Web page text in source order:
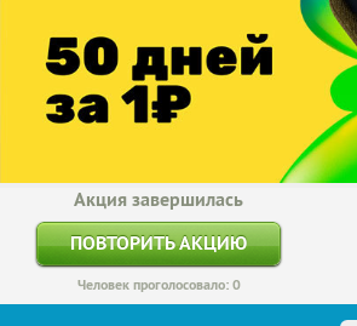
Акция завершилась
ПОВТОРИТЬ АКЦИЮ
Человек проголосовало: 0